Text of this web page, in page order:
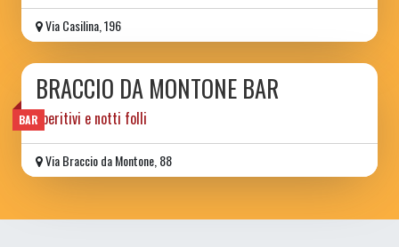
Via Casilina, 196
BAR
BRACCIO DA MONTONE BAR
aperitivi e notti folli
Via Braccio da Montone, 88